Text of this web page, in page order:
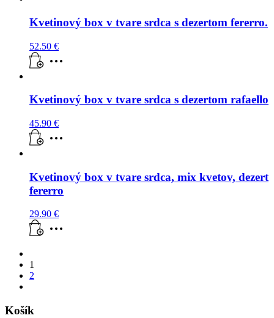
Kvetinový box v tvare srdca s dezertom fererro.
52.50 €
Kvetinový box v tvare srdca s dezertom rafaello
45.90 €
Kvetinový box v tvare srdca, mix kvetov, dezert
fererro
29.90 €
1
2
Košík